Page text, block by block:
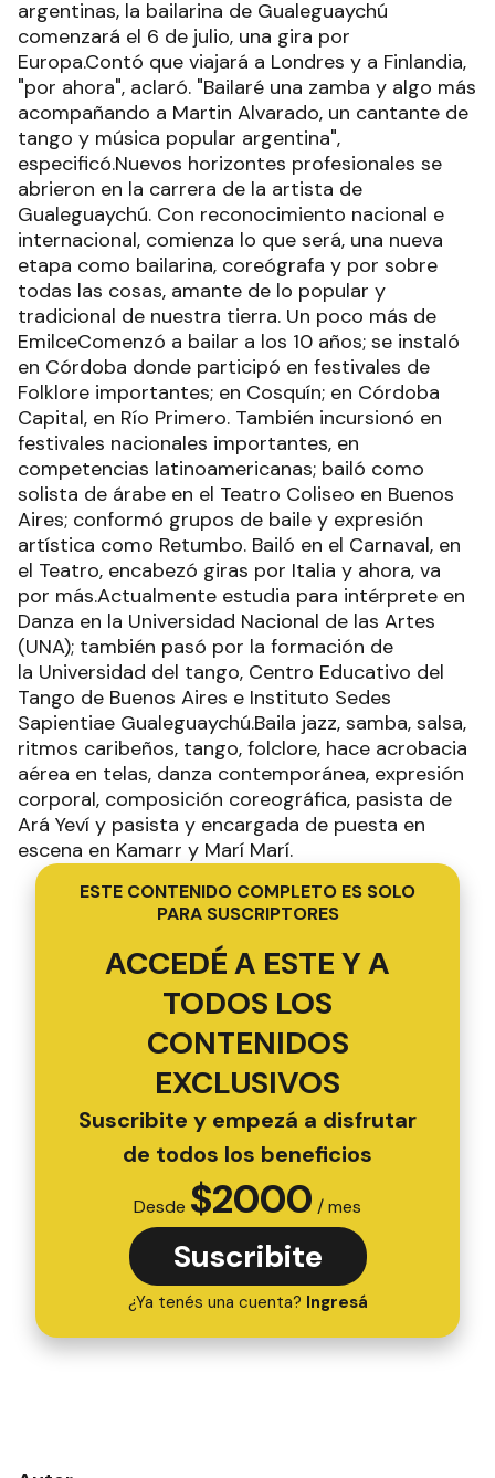
argentinas, la bailarina de Gualeguaychú
comenzará el 6 de julio, una gira por
Europa.Contó que viajará a Londres y a Finlandia,
"por ahora", aclaró. "Bailaré una zamba y algo más
acompañando a Martin Alvarado, un cantante de
tango y música popular argentina",
especificó.Nuevos horizontes profesionales se
abrieron en la carrera de la artista de
Gualeguaychú. Con reconocimiento nacional e
internacional, comienza lo que será, una nueva
etapa como bailarina, coreógrafa y por sobre
todas las cosas, amante de lo popular y
tradicional de nuestra tierra. Un poco más de
EmilceComenzó a bailar a los 10 años; se instaló
en Córdoba donde participó en festivales de
Folklore importantes; en Cosquín; en Córdoba
Capital, en Río Primero. También incursionó en
festivales nacionales importantes, en
competencias latinoamericanas; bailó como
solista de árabe en el Teatro Coliseo en Buenos
Aires; conformó grupos de baile y expresión
artística como Retumbo. Bailó en el Carnaval, en
el Teatro, encabezó giras por Italia y ahora, va
por más.Actualmente estudia para intérprete en
Danza en la Universidad Nacional de las Artes
(UNA); también pasó por la formación de
la Universidad del tango, Centro Educativo del
Tango de Buenos Aires e Instituto Sedes
Sapientiae Gualeguaychú.Baila jazz, samba, salsa,
ritmos caribeños, tango, folclore, hace acrobacia
aérea en telas, danza contemporánea, expresión
corporal, composición coreográfica, pasista de
Ará Yeví y pasista y encargada de puesta en
escena en Kamarr y Marí Marí.
ESTE CONTENIDO COMPLETO ES SOLO
PARA SUSCRIPTORES
ACCEDÉ A ESTE Y A
TODOS LOS
CONTENIDOS
EXCLUSIVOS
Suscribite y empezá a disfrutar
de todos los beneficios
Desde $2000 / mes
Suscribite
¿Ya tenés una cuenta? Ingresá